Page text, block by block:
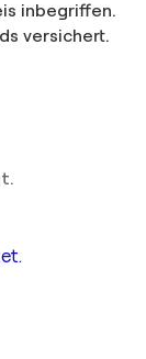
inbegriffen.
versichert.